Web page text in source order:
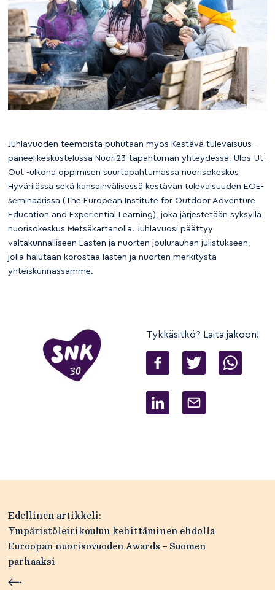
Juhlavuoden teemoista puhutaan myös Kestävä tulevaisuus -
paneelikeskustelussa Nuori23-tapahtuman yhteydessä, Ulos-Ut-
Out -ulkona oppimisen suurtapahtumassa nuorisokeskus
Hyvärilässä sekä kansainvälisessä kestävän tulevaisuuden EOE-
seminaarissa (The European Institute for Outdoor Adventure
Education and Experiential Learning), joka järjestetään syksyllä
nuorisokeskus Metsäkartanolla. Juhlavuosi päättyy
valtakunnalliseen Lasten ja nuorten joulurauhan julistukseen,
jolla halutaan korostaa lasten ja nuorten merkitystä
yhteiskunnassamme.
Tykkäsitkö? Laita jakoon!
Artikkelien
selaus
Edellinen artikkeli:
Ympäristöleirikoulun kehittäminen ehdolla
Euroopan nuorisovuoden Awards – Suomen
parhaaksi